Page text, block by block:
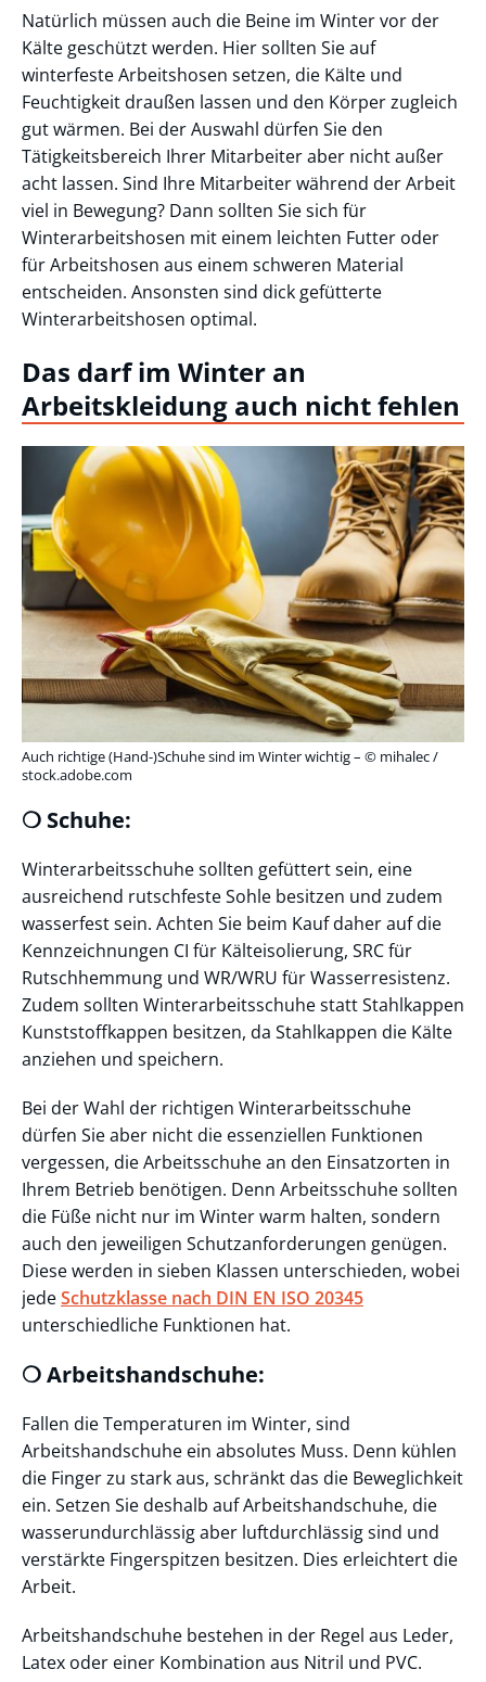
Natürlich müssen auch die Beine im Winter vor der
Kälte geschützt werden. Hier sollten Sie auf
winterfeste Arbeitshosen setzen, die Kälte und
Feuchtigkeit draußen lassen und den Körper zugleich
gut wärmen. Bei der Auswahl dürfen Sie den
Tätigkeitsbereich Ihrer Mitarbeiter aber nicht außer
acht lassen. Sind Ihre Mitarbeiter während der Arbeit
viel in Bewegung? Dann sollten Sie sich für
Winterarbeitshosen mit einem leichten Futter oder
für Arbeitshosen aus einem schweren Material
entscheiden. Ansonsten sind dick gefütterte
Winterarbeitshosen optimal.
Das darf im Winter an
Arbeitskleidung auch nicht fehlen
Auch richtige (Hand-)Schuhe sind im Winter wichtig – © mihalec /
stock.adobe.com
❍ Schuhe:
Winterarbeitsschuhe sollten gefüttert sein, eine
ausreichend rutschfeste Sohle besitzen und zudem
wasserfest sein. Achten Sie beim Kauf daher auf die
Kennzeichnungen CI für Kälteisolierung, SRC für
Rutschhemmung und WR/WRU für Wasserresistenz.
Zudem sollten Winterarbeitsschuhe statt Stahlkappen
Kunststoffkappen besitzen, da Stahlkappen die Kälte
anziehen und speichern.
Bei der Wahl der richtigen Winterarbeitsschuhe
dürfen Sie aber nicht die essenziellen Funktionen
vergessen, die Arbeitsschuhe an den Einsatzorten in
Ihrem Betrieb benötigen. Denn Arbeitsschuhe sollten
die Füße nicht nur im Winter warm halten, sondern
auch den jeweiligen Schutzanforderungen genügen.
Diese werden in sieben Klassen unterschieden, wobei
jedeSchutzklasse nach DIN EN ISO 20345
unterschiedliche Funktionen hat.
❍ Arbeitshandschuhe:
Fallen die Temperaturen im Winter, sind
Arbeitshandschuhe ein absolutes Muss. Denn kühlen
die Finger zu stark aus, schränkt das die Beweglichkeit
ein. Setzen Sie deshalb auf Arbeitshandschuhe, die
wasserundurchlässig aber luftdurchlässig sind und
verstärkte Fingerspitzen besitzen. Dies erleichtert die
Arbeit.
Arbeitshandschuhe bestehen in der Regel aus Leder,
Latex oder einer Kombination aus Nitril und PVC.